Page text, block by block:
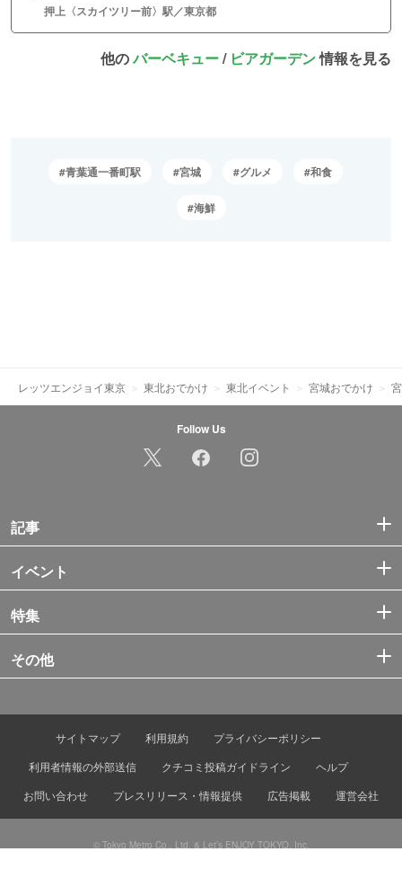
押上〈スカイツリー前〉駅／東京都
他のバーベキュー/ ビアガーデン情報を見る
青葉通一番町駅 宮城 グルメ 和食
海鮮
レッツエンジョイ東京 東北おでかけ 東北イベント 宮城おでかけ
Follow Us
記事
イベント
特集
その他
サイトマップ 利用規約
プライバシーポリシー
利用者情報の外部送信
クチコミ投稿ガイドライン
ヘルプ
お問い合わせ
プレスリリース・情報提供 広告掲載 運営会社
© Tokyo Metro Co., Ltd. & Let’s ENJOY TOKYO, Inc.